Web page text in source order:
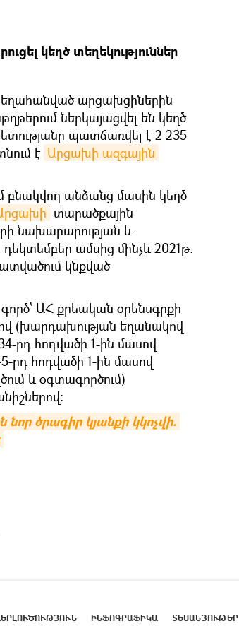
կեղծ տեղեկություններ
արցախցիներին
ներկայացվել են կեղծ
պատճառվել է 2 235
է Արցախի ազգային
բնակվող անձանց մասին կեղծ
տարածքային
նախարարության և
ամսից մինչև 2021թ.
կնքված
ԱՀ քրեական օրենսգրքի
(խարդախության եղանակով
րդ հոդվածի 1-ին մասով
րդ հոդվածի 1-ին մասով
և օգտագործում)
ծրագիր կյանքի կկոչվի.
ԻՆՖՈԳՐԱՖԻԿԱ ՏԵՍԱՆՅՈՒԹԵՐ